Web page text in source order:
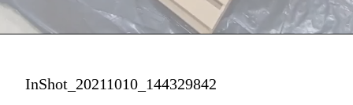
InShot_20211010_144329842